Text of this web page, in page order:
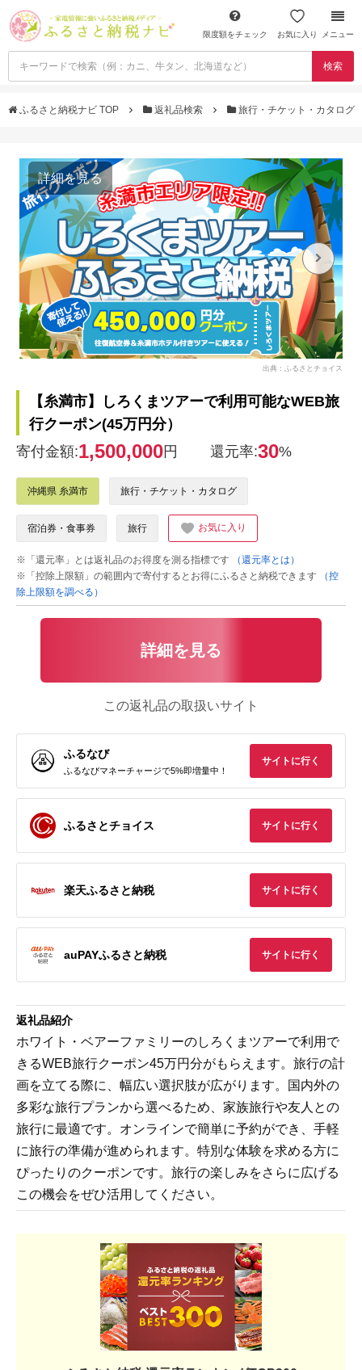
限度額をチェック お気に入り メニュー
検索
ふるさと納税ナビ TOP 返礼品検索 旅行・チケット・カタログ
詳細を見る
出典：ふるさとチョイス
【糸満市】しろくまツアーで利用可能なWEB旅
行クーポン(45万円分）
寄付金額:1,500,000円 還元率:30%
沖縄県 糸満市 旅行・チケット・カタログ
宿泊券・食事券 旅行 お気に入り
※「還元率」とは返礼品のお得度を測る指標です
（還元率とは）
※「控除上限額」の範囲内で寄付するとお得にふるさと納税できます
（控
除上限額を調べる）
詳細を見る
この返礼品の取扱いサイト
ふるなび
ふるなびマネーチャージで5%即増量中！
サイトに行く
ふるさとチョイス サイトに行く
楽天ふるさと納税 サイトに行く
auPAYふるさと納税 サイトに行く
返礼品紹介
ホワイト・ベアーファミリーのしろくまツアーで利用で
きるWEB旅行クーポン45万円分がもらえます。旅行の計
画を立てる際に、幅広い選択肢が広がります。国内外の
多彩な旅行プランから選べるため、家族旅行や友人との
旅行に最適です。オンラインで簡単に予約ができ、手軽
に旅行の準備が進められます。特別な体験を求める方に
ぴったりのクーポンです。旅行の楽しみをさらに広げる
この機会をぜひ活用してください。